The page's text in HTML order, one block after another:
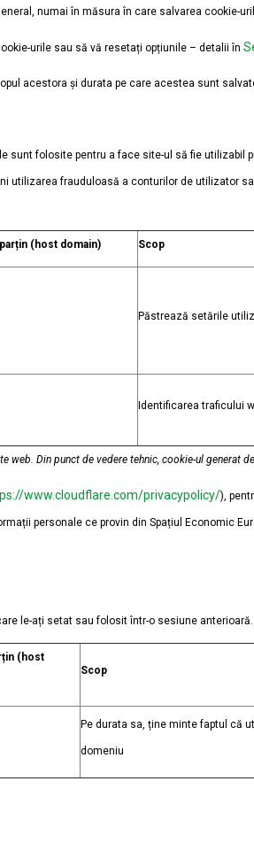
numai în măsura în care salvarea cookie-
urile sau să vă resetați opțiunile – detalii în
acestora și durata pe care acestea sunt
sunt folosite pentru a face site-ul să fie
utilizarea frauduloasă a conturilor de utilizator
(host domain) Scop
Păstrează setările
Identificarea traficului
Din punct de vedere tehnic, cookie-ul generat
www.cloudflare.com/privacypolicy/),
personale ce provin din Spațiul Economic
le-ați setat sau folosit într-o sesiune
(host
Scop
Pe durata sa, ține minte faptul că
domeniu